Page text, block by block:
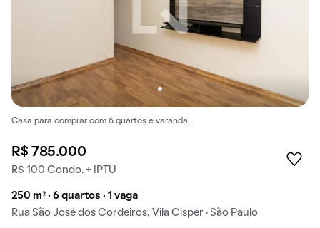
Casa para comprar com 6 quartos e varanda.
R$ 785.000
R$ 100 Condo. + IPTU
250 m² · 6 quartos · 1 vaga
Rua São José dos Cordeiros, Vila Cisper · São Paulo